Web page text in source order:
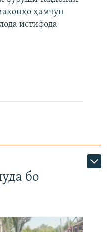
ҳамчун
истифода
бо